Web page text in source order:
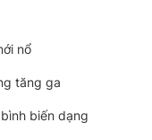
nổ
tăng ga
biến dạng